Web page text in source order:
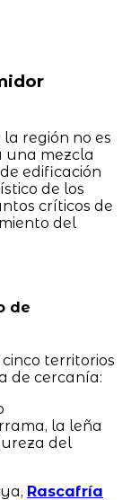
región no es
una mezcla
edificación
de los
críticos de
del
de
territorios
de cercanía:
la leña
del
Rascafría